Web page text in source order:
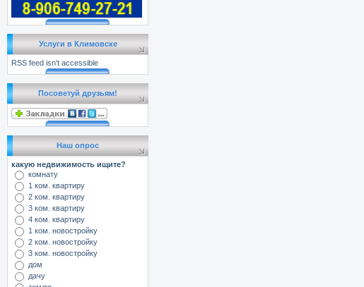
Услуги в Климовске
RSS feed isn't accessible
Посоветуй друзьям!
Наш опрос
какую недвижимость ищите?
комнату
1 ком. квартиру
2 ком. квартиру
3 ком. квартиру
4 ком. квартиру
1 ком. новостройку
2 ком. новостройку
3 ком. новостройку
дом
дачу